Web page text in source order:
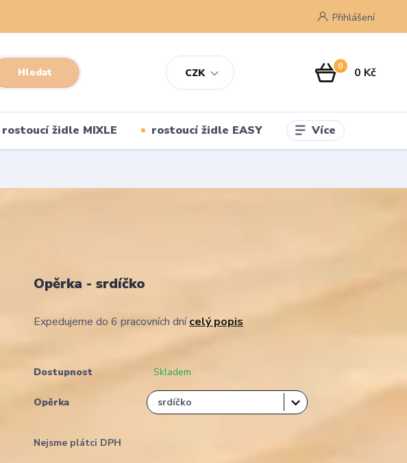
CZK
Přihlášení
Hledat 0 0 Kč
rostoucí židle MIXLE rostoucí židle EASY Více
Opěrka - srdíčko
Expedujeme do 6 pracovních dnícelý popis
Dostupnost Skladem
Opěrka
Nejsme plátci DPH